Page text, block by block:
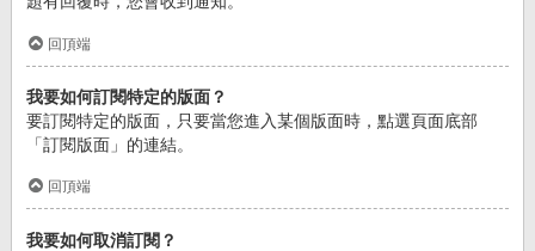
回頂端
我要如何訂閱特定的版面？
要訂閱特定的版面，只要當您進入某個版面時，點選頁面底部
「訂閱版面」的連結。
回頂端
我要如何取消訂閱？